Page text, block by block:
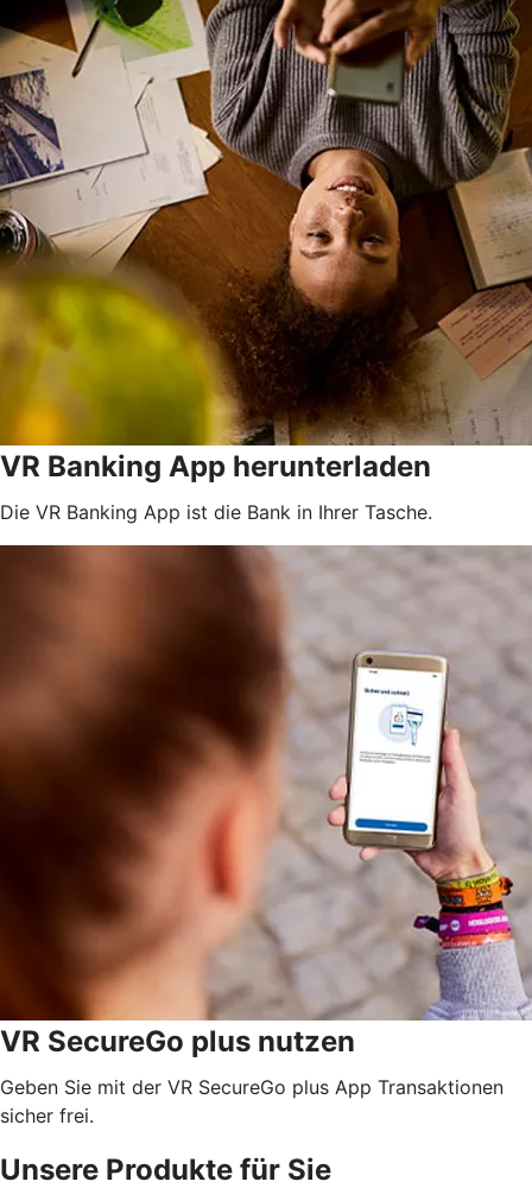
VR Banking App herunterladen
Die VR Banking App ist die Bank in Ihrer Tasche.
VR SecureGo plus nutzen
Geben Sie mit der VR SecureGo plus App Transaktionen
sicher frei.
Unsere Produkte für Sie